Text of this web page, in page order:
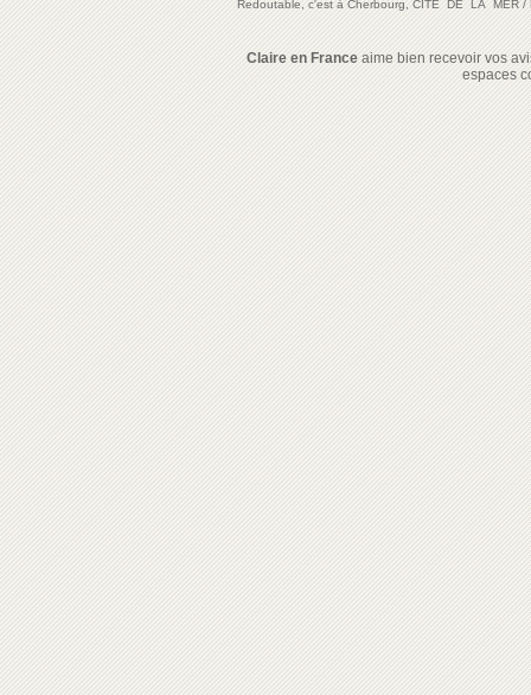
Redoutable, c'est à Cherbourg, CITE DE LA MER/
Claire en Franceaime bien recevoir vos
espaces